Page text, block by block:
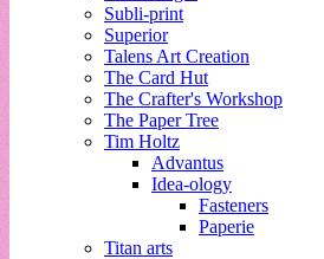
Subli-print
Superior
Talens Art Creation
The Card Hut
The Crafter's Workshop
The Paper Tree
Tim Holtz
Advantus
Idea-ology
Fasteners
Paperie
Titan arts